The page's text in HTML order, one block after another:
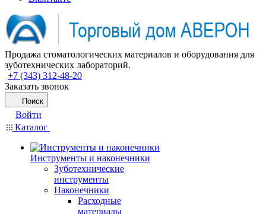
Продажа стоматологических материалов и оборудования для
зуботехнических лабораторий.
+7 (343) 312-48-20
Заказать звонок
Поиск
Войти
Каталог
Инструменты и наконечники
Зуботехнические
инструменты
Наконечники
Расходные
материалы